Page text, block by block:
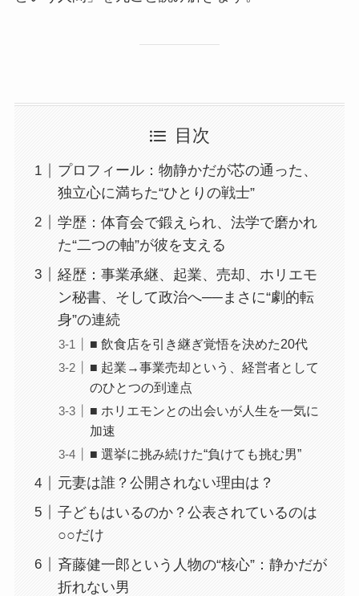
目次
プロフィール：物静かだが芯の通った、
独立心に満ちた“ひとりの戦士”
学歴：体育会で鍛えられ、法学で磨かれ
た“二つの軸”が彼を支える
経歴：事業承継、起業、売却、ホリエモ
ン秘書、そして政治へ──まさに“劇的転
身”の連続
■ 飲食店を引き継ぎ覚悟を決めた20代
■ 起業→事業売却という、経営者として
のひとつの到達点
■ ホリエモンとの出会いが人生を一気に
加速
■ 選挙に挑み続けた“負けても挑む男”
元妻は誰？公開されない理由は？
子どもはいるのか？公表されているのは
○○だけ
斉藤健一郎という人物の“核心”：静かだが
折れない男